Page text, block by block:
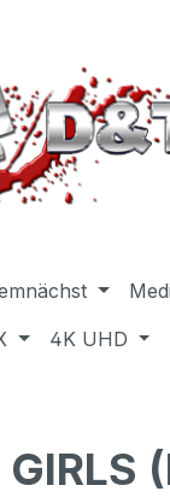
4K UHD